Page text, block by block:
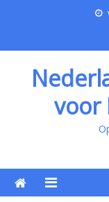
voor